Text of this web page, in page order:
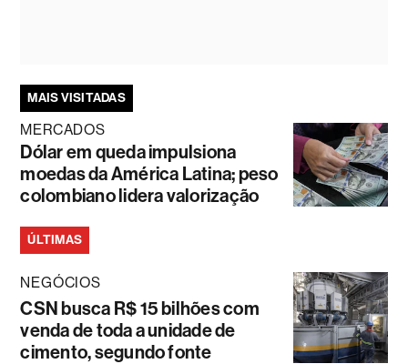
MAIS VISITADAS
MERCADOS
Dólar em queda impulsiona
moedas da América Latina; peso
colombiano lidera valorização
ÚLTIMAS
NEGÓCIOS
CSN busca R$ 15 bilhões com
venda de toda a unidade de
cimento, segundo fonte